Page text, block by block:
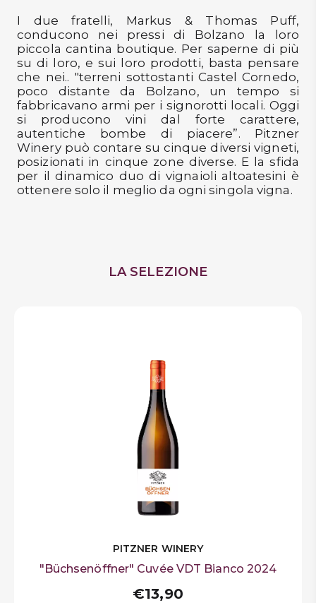
DISPENSA
TUTTO A
-30%
Accedi
Gift
Card
I due fratelli, Markus & Thomas Puff,
conducono nei pressi di Bolzano la loro
piccola cantina boutique. Per saperne di più
su di loro, e sui loro prodotti, basta pensare
che nei.. "terreni sottostanti Castel Cornedo,
poco distante da Bolzano, un tempo si
fabbricavano armi per i signorotti locali. Oggi
si producono vini dal forte carattere,
autentiche bombe di piacere”. Pitzner
Winery può contare su cinque diversi vigneti,
posizionati in cinque zone diverse. E la sfida
per il dinamico duo di vignaioli altoatesini è
ottenere solo il meglio da ogni singola vigna.
LA SELEZIONE
PITZNER WINERY
"Büchsenöffner" Cuvée VDT Bianco 2024
€13,90
e di essere maggiorenne
VOGLIO LO SCONTO